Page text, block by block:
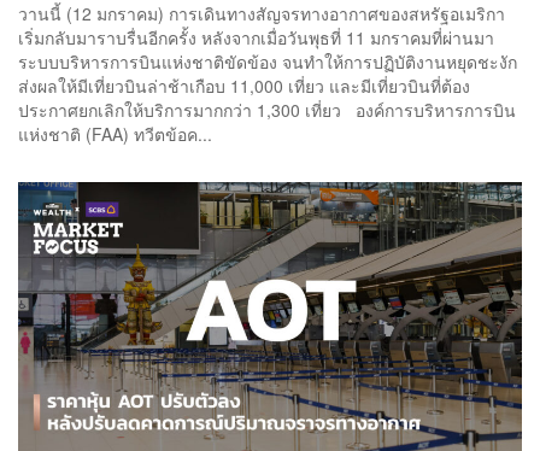
วานนี้ (12 มกราคม) การเดินทางสัญจรทางอากาศของสหรัฐอเมริกา
เริ่มกลับมาราบรื่นอีกครั้ง หลังจากเมื่อวันพุธที่ 11 มกราคมที่ผ่านมา
ระบบบริหารการบินแห่งชาติขัดข้อง จนทำให้การปฏิบัติงานหยุดชะงัก
ส่งผลให้มีเที่ยวบินล่าช้าเกือบ 11,000 เที่ยว และมีเที่ยวบินที่ต้อง
ประกาศยกเลิกให้บริการมากกว่า 1,300 เที่ยว องค์การบริหารการบิน
แห่งชาติ (FAA) ทวีตข้อค...